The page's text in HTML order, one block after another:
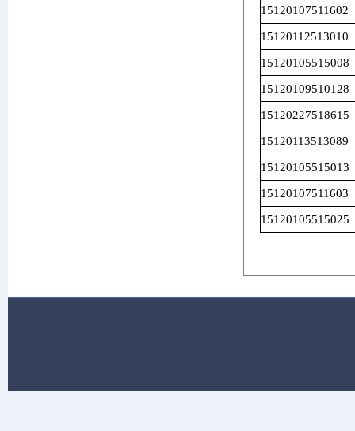
15120107511602
15120112513010
15120105515008
15120109510128
15120227518615
15120113513089
15120105515013
15120107511603
15120105515025